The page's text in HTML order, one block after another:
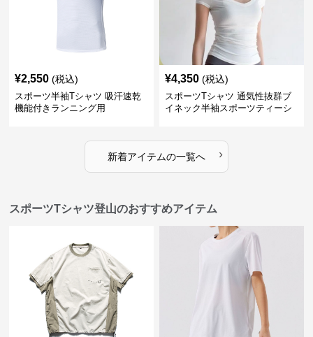
¥2,550 (税込)
スポーツ半袖Tシャツ 吸汗速乾
機能付きランニング用
¥4,350 (税込)
スポーツTシャツ 通気性抜群ブ
イネック半袖スポーツティーシ
新着アイテムの一覧へ ›
スポーツTシャツ登山のおすすめアイテム